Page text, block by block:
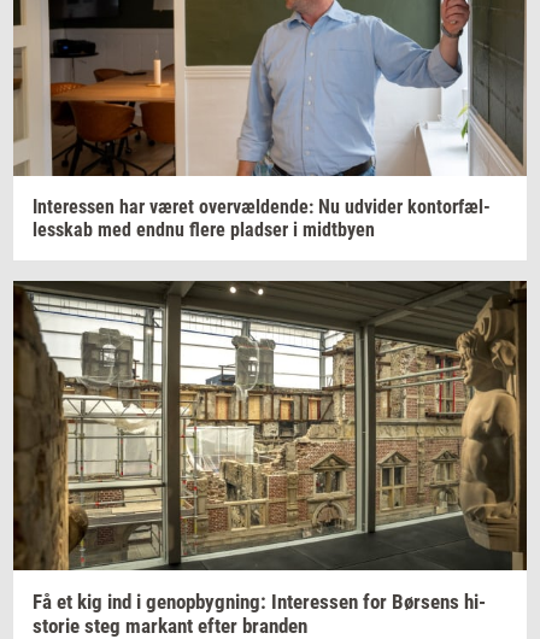
In­ter­es­sen har været over­væl­den­de: Nu ud­vi­der kon­tor­fæl­
les­skab med endnu flere plad­ser i midt­by­en
Få et kig ind i genop­byg­ning: In­ter­es­sen for Bør­sens hi­
sto­rie steg mar­kant efter bran­den